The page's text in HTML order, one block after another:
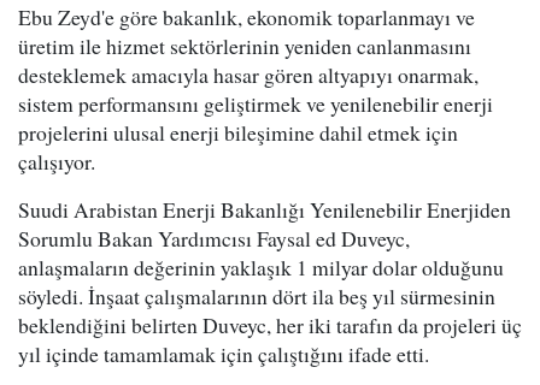
Ebu Zeyd'e göre bakanlık, ekonomik toparlanmayı ve
üretim ile hizmet sektörlerinin yeniden canlanmasını
desteklemek amacıyla hasar gören altyapıyı onarmak,
sistem performansını geliştirmek ve yenilenebilir enerji
projelerini ulusal enerji bileşimine dahil etmek için
çalışıyor.
Suudi Arabistan Enerji Bakanlığı Yenilenebilir Enerjiden
Sorumlu Bakan Yardımcısı Faysal ed Duveyc,
anlaşmaların değerinin yaklaşık 1 milyar dolar olduğunu
söyledi. İnşaat çalışmalarının dört ila beş yıl sürmesinin
beklendiğini belirten Duveyc, her iki tarafın da projeleri üç
yıl içinde tamamlamak için çalıştığını ifade etti.